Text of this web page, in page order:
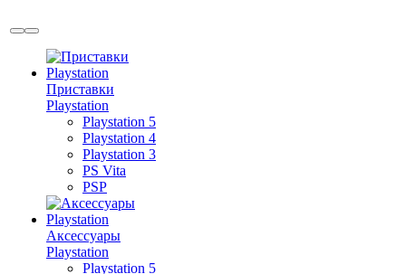
Приставки
Playstation
Playstation 5
Playstation 4
Playstation 3
PS Vita
PSP
Аксессуары
Playstation
Playstation 5